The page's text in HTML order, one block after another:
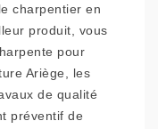
charpentier en
produit, vous
pour
Ariège, les
de qualité
préventif de